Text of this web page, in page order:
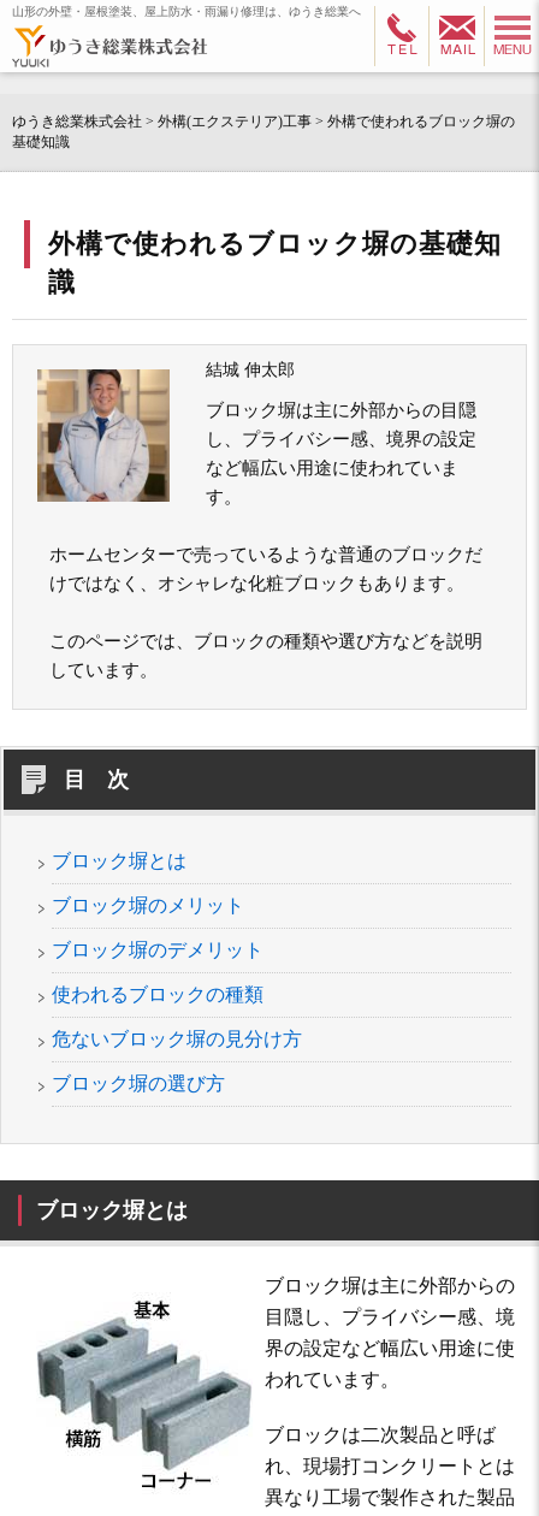
山形の外壁・屋根塗装、屋上防水・雨漏り修理は、ゆうき総業へ
ゆうき総業株式会社 > 外構(エクステリア)工事 > 外構で使われるブロック塀の
基礎知識
外構で使われるブロック塀の基礎知
識
結城 伸太郎
ブロック塀は主に外部からの目隠
し、プライバシー感、境界の設定
など幅広い用途に使われていま
す。
ホームセンターで売っているような普通のブロックだ
けではなく、オシャレな化粧ブロックもあります。
このページでは、ブロックの種類や選び方などを説明
しています。
目 次
ブロック塀とは
ブロック塀のメリット
ブロック塀のデメリット
使われるブロックの種類
危ないブロック塀の見分け方
ブロック塀の選び方
ブロック塀とは
ブロック塀は主に外部からの
目隠し、プライバシー感、境
界の設定など幅広い用途に使
われています。
ブロックは二次製品と呼ば
れ、現場打コンクリートとは
異なり工場で製作された製品